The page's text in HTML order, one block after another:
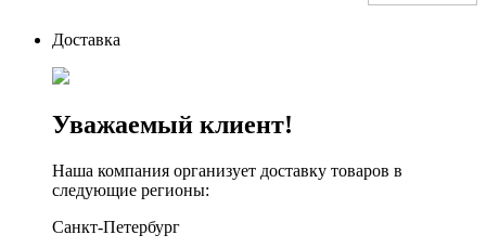
Доставка
Уважаемый клиент!
Наша компания организует доставку товаров в
следующие регионы:
Санкт-Петербург